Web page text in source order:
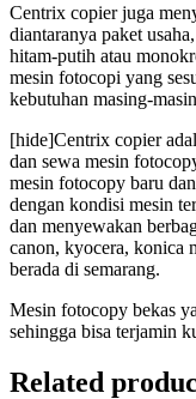
Centrix copier juga
diantaranya paket
hitam-putih atau
mesin fotocopi yang
kebutuhan masing-
[hide]Centrix copier
dan sewa mesin
mesin fotocopy baru
dengan kondisi mesin
dan menyewakan
canon, kyocera, konica
berada di semarang.
Mesin fotocopy bekas
sehingga bisa terjamin
Related